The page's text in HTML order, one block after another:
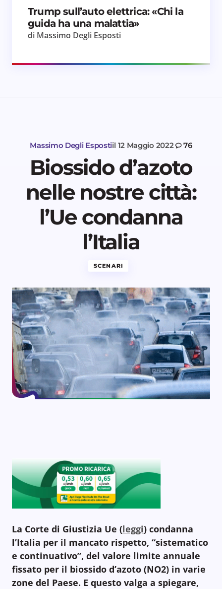
Trump sull’auto elettrica: «Chi la
guida ha una malattia»
di Massimo Degli Esposti
Massimo Degli Espostiil 12 Maggio 2022 76
Biossido d’azoto
nelle nostre città:
l’Ue condanna
l’Italia
SCENARI
La Corte di Giustizia Ue (leggi) condanna
l’Italia per il mancato rispetto, “sistematico
e continuativo”, del valore limite annuale
fissato per il biossido d’azoto (NO2) in varie
zone del Paese. E questo valga a spiegare,